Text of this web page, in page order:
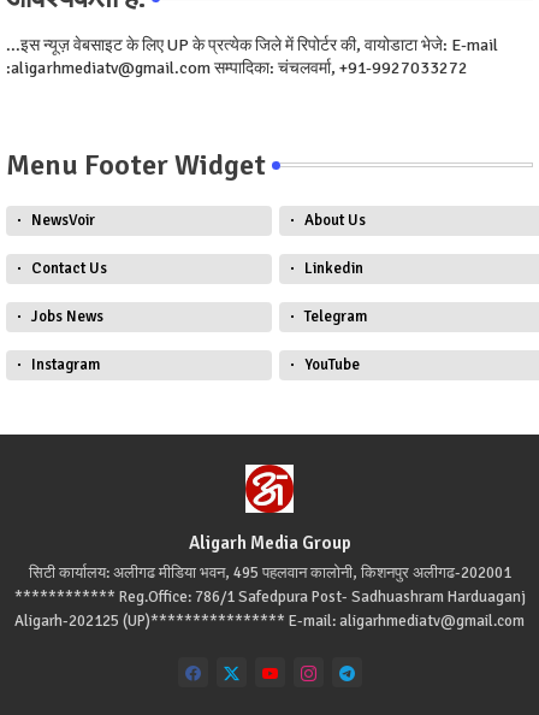
...इस न्यूज़ वेबसाइट के लिए UP के प्रत्येक जिले में रिपोर्टर की, वायोडाटा भेजे: E-mail
:aligarhmediatv@gmail.com सम्पादिका: चंचलवर्मा, +91-9927033272
Menu Footer Widget
NewsVoir About Us
Contact Us Linkedin
Jobs News Telegram
Instagram YouTube
Aligarh Media Group
सिटी कार्यालय: अलीगढ मीडिया भवन, 495 पहलवान कालोनी, किशनपुर अलीगढ-202001
************ Reg.Office: 786/1 Safedpura Post- Sadhuashram Harduaganj
Aligarh-202125 (UP)**************** E-mail: aligarhmediatv@gmail.com